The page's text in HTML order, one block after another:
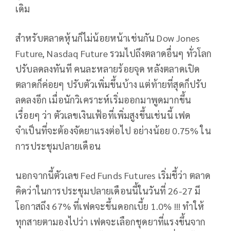
เดิม
สำหรับตลาดหุ้นก็ไม่น้อยหน้าเช่นกัน Dow Jones
Future, Nasdaq Future รวมไปถึงตลาดอื่นๆ ทั่วโลก
ปรับลดลงทันที คนละหลายร้อยจุด หลังตลาดเปิด
ตลาดก็ค่อยๆ ปรับตัวเพิ่มขึ้นบ้าง แต่ท้ายที่สุดก็ปรับ
ลดลงอีก เมื่อนักวิเคราะห์เริ่มออกมาพูดมากขึ้น
เรื่อยๆ ว่า ตัวเลขเงินเฟ้อที่เพิ่มสูงขึ้นเช่นนี้ เฟด
จำเป็นที่จะต้องจัดยาแรงต่อไป อย่างน้อย 0.75% ใน
การประชุมปลายเดือน
นอกจากนี้ตัวเลข Fed Funds Futures เริ่มชี้ว่า ตลาด
คิดว่าในการประชุมปลายเดือนนี้ในวันที่ 26-27 มี
โอกาสถึง 67% ที่เฟดจะขึ้นดอกเบี้ย 1.0% !!! ทำให้
ทุกสายตามองไปว่า เฟดจะเลือกชุดยาที่แรงขึ้นจาก